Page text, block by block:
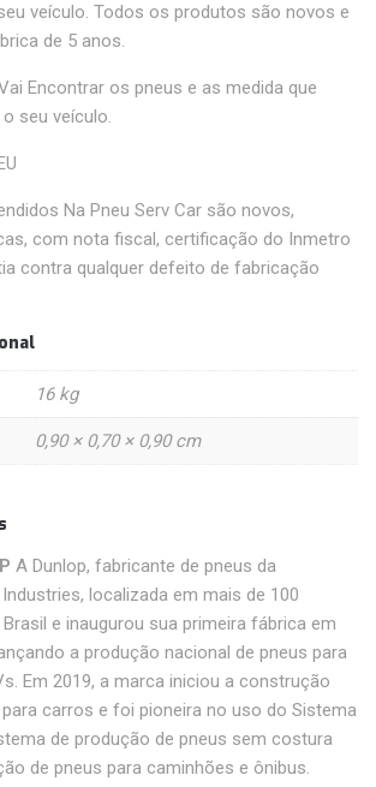
veículo. Todos os produtos são novos e
de 5 anos.
Encontrar os pneus e as medida que
seu veículo.
Na Pneu Serv Car são novos,
com nota fiscal, certificação do Inmetro
contra qualquer defeito de fabricação
16 kg
0,90 × 0,70 × 0,90 cm
A Dunlop, fabricante de pneus da
localizada em mais de 100
e inaugurou sua primeira fábrica em
a produção nacional de pneus para
Em 2019, a marca iniciou a construção
carros e foi pioneira no uso do Sistema
de produção de pneus sem costura
de pneus para caminhões e ônibus.